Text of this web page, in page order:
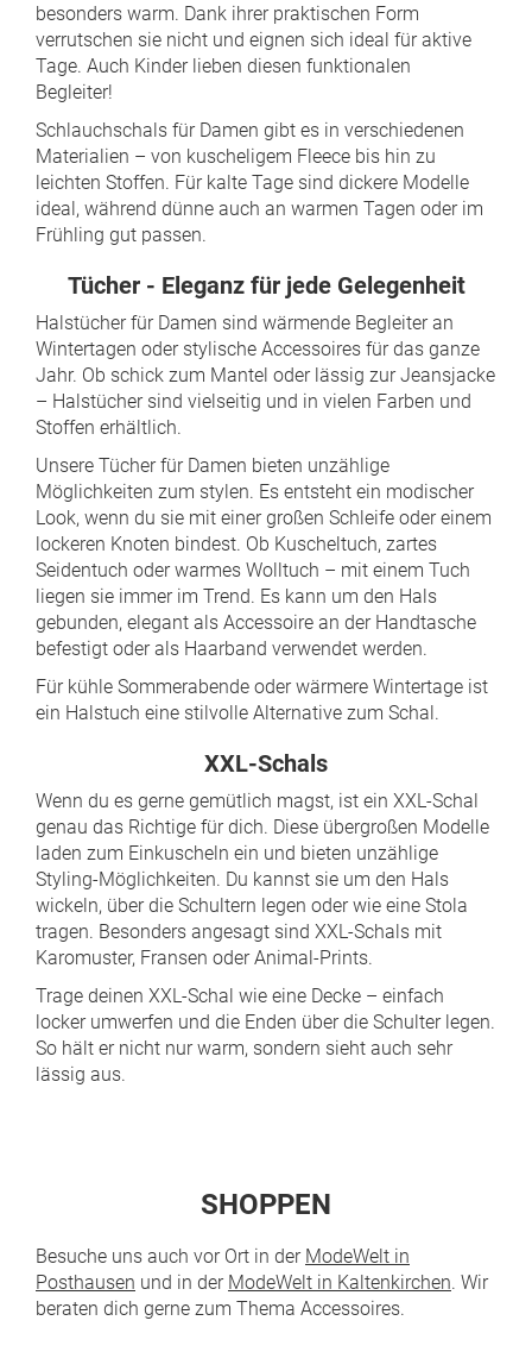
besonders warm. Dank ihrer praktischen Form
verrutschen sie nicht und eignen sich ideal für aktive
Tage. Auch Kinder lieben diesen funktionalen
Begleiter!
Schlauchschals für Damen gibt es in verschiedenen
Materialien – von kuscheligem Fleece bis hin zu
leichten Stoffen. Für kalte Tage sind dickere Modelle
ideal, während dünne auch an warmen Tagen oder im
Frühling gut passen.
Tücher - Eleganz für jede Gelegenheit
Halstücher für Damen sind wärmende Begleiter an
Wintertagen oder stylische Accessoires für das ganze
Jahr. Ob schick zum Mantel oder lässig zur Jeansjacke
– Halstücher sind vielseitig und in vielen Farben und
Stoffen erhältlich.
Unsere Tücher für Damen bieten unzählige
Möglichkeiten zum stylen. Es entsteht ein modischer
Look, wenn du sie mit einer großen Schleife oder einem
lockeren Knoten bindest. Ob Kuscheltuch, zartes
Seidentuch oder warmes Wolltuch – mit einem Tuch
liegen sie immer im Trend. Es kann um den Hals
gebunden, elegant als Accessoire an der Handtasche
befestigt oder als Haarband verwendet werden.
Für kühle Sommerabende oder wärmere Wintertage ist
ein Halstuch eine stilvolle Alternative zum Schal.
XXL-Schals
Wenn du es gerne gemütlich magst, ist ein XXL-Schal
genau das Richtige für dich. Diese übergroßen Modelle
laden zum Einkuscheln ein und bieten unzählige
Styling-Möglichkeiten. Du kannst sie um den Hals
wickeln, über die Schultern legen oder wie eine Stola
tragen. Besonders angesagt sind XXL-Schals mit
Karomuster, Fransen oder Animal-Prints.
Trage deinen XXL-Schal wie eine Decke – einfach
locker umwerfen und die Enden über die Schulter legen.
So hält er nicht nur warm, sondern sieht auch sehr
lässig aus.
SHOPPEN
Besuche uns auch vor Ort in der ModeWelt in
Posthausen und in der ModeWelt in Kaltenkirchen. Wir
beraten dich gerne zum Thema Accessoires.